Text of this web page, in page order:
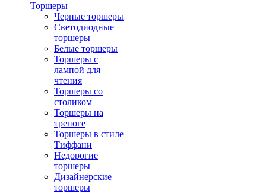
Торшеры
Черные торшеры
Светодиодные
торшеры
Белые торшеры
Торшеры с
лампой для
чтения
Торшеры со
столиком
Торшеры на
треноге
Торшеры в стиле
Тиффани
Недорогие
торшеры
Дизайнерские
торшеры